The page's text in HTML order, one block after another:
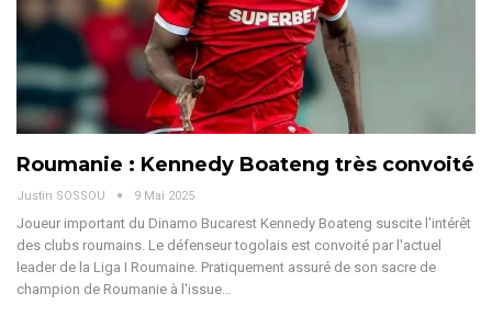
Roumanie : Kennedy Boateng très convoité
Justin SOSSOU 9 Mai 2025
Joueur important du Dinamo Bucarest Kennedy Boateng suscite l'intérêt
des clubs roumains. Le défenseur togolais est convoité par l'actuel
leader de la Liga I Roumaine. Pratiquement assuré de son sacre de
champion de Roumanie à l'issue…